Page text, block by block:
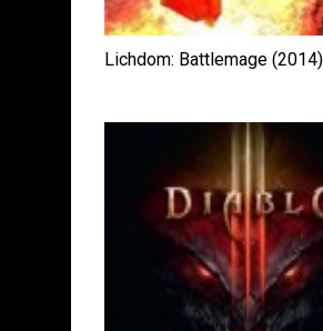
Lichdom: Battlemage (2014)